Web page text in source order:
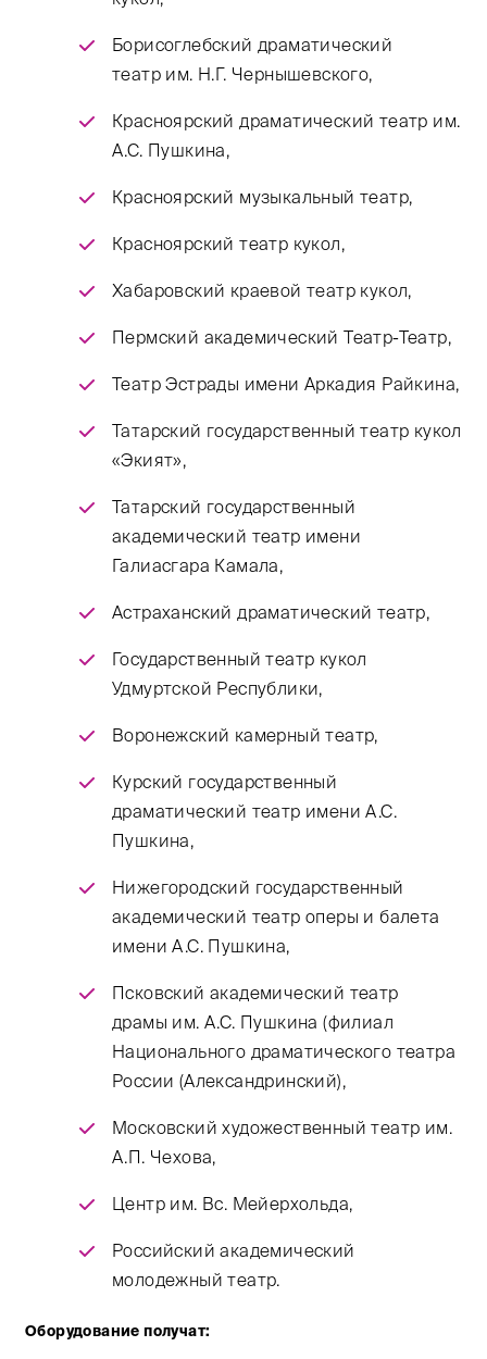
Борисоглебский драматический
театр им. Н.Г. Чернышевского,
Красноярский драматический театр им.
А.С. Пушкина,
Красноярский музыкальный театр,
Красноярский театр кукол,
Хабаровский краевой театр кукол,
Пермский академический Театр-Театр,
Театр Эстрады имени Аркадия Райкина,
Татарский государственный театр кукол
«Экият»,
Татарский государственный
академический театр имени
Галиасгара Камала,
Астраханский драматический театр,
Государственный театр кукол
Удмуртской Республики,
Воронежский камерный театр,
Курский государственный
драматический театр имени А.С.
Пушкина,
Нижегородский государственный
академический театр оперы и балета
имени А.С. Пушкина,
Псковский академический театр
драмы им. А.С. Пушкина (филиал
Национального драматического театра
России (Александринский),
Московский художественный театр им.
А.П. Чехова,
Центр им. Вс. Мейерхольда,
Российский академический
молодежный театр.
Оборудование получат: